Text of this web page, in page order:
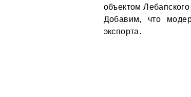
объектом Лебапского
Добавим, что
экспорта.